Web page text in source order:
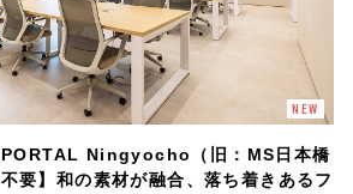
NEW
Ningyocho（旧：MS日本橋
要】和の素材が融合、落ち着きあるフ